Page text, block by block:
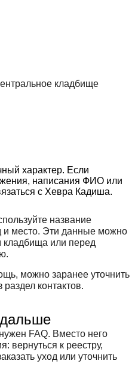
кладбище
характер. Если
написания ФИО или
с Хевра Кадиша.
название
и место. Эти данные можно
кладбища или перед
можно заранее уточнить
контактов.
FAQ. Вместо него
вернуться к реестру,
уход или уточнить